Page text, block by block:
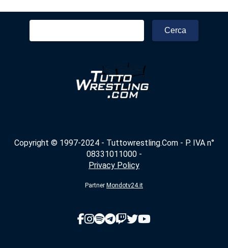
Ricerca
Copyright © 1997-2024 - Tuttowrestling.Com - P. IVA n°
08331011000 -
Privacy Policy
Partner Mondotv24.it